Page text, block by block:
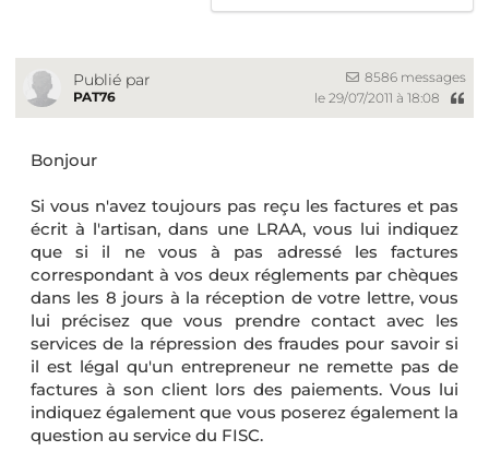
Publié par
PAT76
8586 messages
le 29/07/2011 à 18:08
Bonjour
Si vous n'avez toujours pas reçu les factures et pas
écrit à l'artisan, dans une LRAA, vous lui indiquez
que si il ne vous à pas adressé les factures
correspondant à vos deux réglements par chèques
dans les 8 jours à la réception de votre lettre, vous
lui précisez que vous prendre contact avec les
services de la répression des fraudes pour savoir si
il est légal qu'un entrepreneur ne remette pas de
factures à son client lors des paiements. Vous lui
indiquez également que vous poserez également la
question au service du FISC.